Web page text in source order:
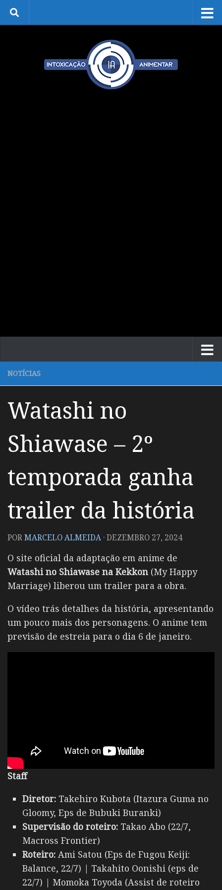
Skip to content
NOTÍCIAS
Watashi no
Shiawase – 2º
temporada ganha
trailer da história
PORMARCELO ALMEIDA ·DEZEMBRO 27, 2024
O site oficial da adaptação em anime de
Watashi no Shiawase na Kekkon (My Happy
Marriage) liberou um trailer para a obra.
O vídeo trás detalhes da história, apresentando
um pouco mais dos personagens. O anime tem
previsão de estreia para o dia 6 de janeiro.
Staff
Diretor: Takehiro Kubota (Itazura Guma no
Gloomy, Eps de Bubuki Buranki)
Supervisão do roteiro: Takao Abo (22/7,
Macross Frontier)
Roteiro: Ami Satou (Eps de Fugou Keiji:
Balance, 22/7) | Takahito Oonishi (eps de
22/7) | Momoka Toyoda (Assist de roteiro